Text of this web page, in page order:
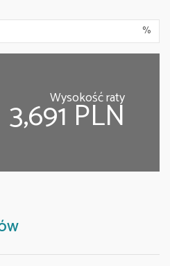
%
Wysokość raty
3,691 PLN